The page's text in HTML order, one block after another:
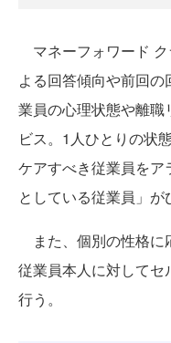
マネーフォワード
よる回答傾向や前回
業員の心理状態や離
ビス。1人ひとりの状
ケアすべき従業員を
としている従業員」が
また、個別の性格に
従業員本人に対してセ
行う。